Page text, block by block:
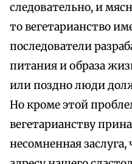
следовательно, и
то вегетарианство
последователи
питания и образа
или поздно люди
Но кроме этой
вегетарианству
несомненная